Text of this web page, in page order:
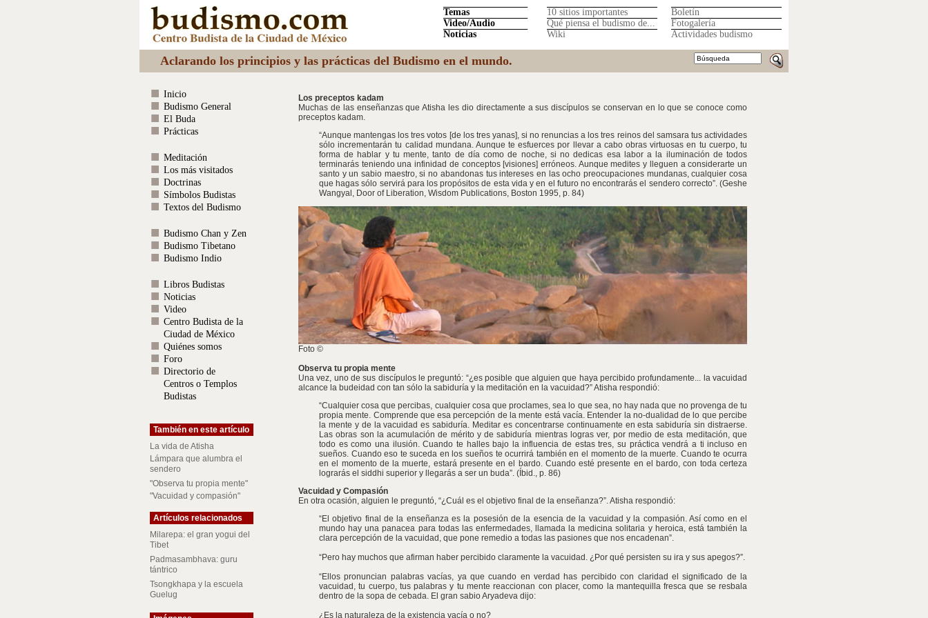
Boletín
Fotogalería
Actividades budismo
10 sitios importantes
Qué piensa el budismo de...
Wiki
Temas
Video/Audio
Noticias
Aclarando los principios y las prácticas del Budismo en el mundo.
Los preceptos kadam
Muchas de las enseñanzas que Atisha les dio directamente a sus discípulos se conservan en lo que se conoce como
preceptos kadam.
“Aunque mantengas los tres votos [de los tres yanas], si no renuncias a los tres reinos del samsara tus actividades
sólo incrementarán tu calidad mundana. Aunque te esfuerces por llevar a cabo obras virtuosas en tu cuerpo, tu
forma de hablar y tu mente, tanto de día como de noche, si no dedicas esa labor a la iluminación de todos
terminarás teniendo una infinidad de conceptos [visiones] erróneos. Aunque medites y lleguen a considerarte un
santo y un sabio maestro, si no abandonas tus intereses en las ocho preocupaciones mundanas, cualquier cosa
que hagas sólo servirá para los propósitos de esta vida y en el futuro no encontrarás el sendero correcto”. (Geshe
Wangyal, Door of Liberation, Wisdom Publications, Boston 1995, p. 84)
Foto ©
Observa tu propia mente
Una vez, uno de sus discípulos le preguntó: “¿es posible que alguien que haya percibido profundamente... la vacuidad
alcance la budeidad con tan sólo la sabiduría y la meditación en la vacuidad?” Atisha respondió:
“Cualquier cosa que percibas, cualquier cosa que proclames, sea lo que sea, no hay nada que no provenga de tu
propia mente. Comprende que esa percepción de la mente está vacía. Entender la no-dualidad de lo que percibe
la mente y de la vacuidad es sabiduría. Meditar es concentrarse continuamente en esta sabiduría sin distraerse.
Las obras son la acumulación de mérito y de sabiduría mientras logras ver, por medio de esta meditación, que
todo es como una ilusión. Cuando te halles bajo la influencia de estas tres, su práctica vendrá a ti incluso en
sueños. Cuando eso te suceda en los sueños te ocurrirá también en el momento de la muerte. Cuando te ocurra
en el momento de la muerte, estará presente en el bardo. Cuando esté presente en el bardo, con toda certeza
lograrás el siddhi superior y llegarás a ser un buda”. (Íbid., p. 86)
Vacuidad y Compasión
En otra ocasión, alguien le preguntó, “¿Cuál es el objetivo final de la enseñanza?”. Atisha respondió:
“El objetivo final de la enseñanza es la posesión de la esencia de la vacuidad y la compasión. Así como en el
mundo hay una panacea para todas las enfermedades, llamada la medicina solitaria y heroica, está también la
clara percepción de la vacuidad, que pone remedio a todas las pasiones que nos encadenan”.
“Pero hay muchos que afirman haber percibido claramente la vacuidad. ¿Por qué persisten su ira y sus apegos?”.
“Ellos pronuncian palabras vacías, ya que cuando en verdad has percibido con claridad el significado de la
vacuidad, tu cuerpo, tus palabras y tu mente reaccionan con placer, como la mantequilla fresca que se resbala
dentro de la sopa de cebada. El gran sabio Aryadeva dijo:
¿Es la naturaleza de la existencia vacía o no?
Inicio
Budismo General
El Buda
Prácticas
Meditación
Los más visitados
Doctrinas
Símbolos Budistas
Textos del Budismo
Budismo Chan y Zen
Budismo Tibetano
Budismo Indio
Libros Budistas
Noticias
Video
Centro Budista de la
Ciudad de México
Quiénes somos
Foro
Directorio de
Centros o Templos
Budistas
También en este artículo
La vida de Atisha
Lámpara que alumbra el
sendero
"Observa tu propia mente"
"Vacuidad y compasión"
Artículos relacionados
Milarepa: el gran yogui del
Tibet
Padmasambhava: guru
tántrico
Tsongkhapa y la escuela
Guelug